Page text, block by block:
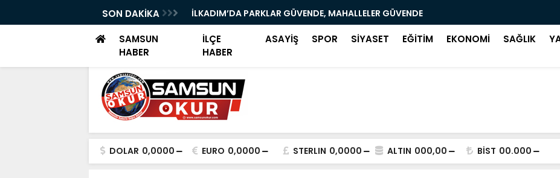
SON DAKİKA
TEKNOFEST ŞANLIURFA FİNALİNDE
İLKADIM’DA PARKLAR GÜVENDE, MAHALLELER GÜVENDE SAMSUN’DA
SAMSUN
HABER
İLÇE
HABER
ASAYİŞ SPOR SİYASET EĞİTİM EKONOMİ SAĞLIK
DOLAR 0,0000 EURO 0,0000 STERLIN 0,0000 ALTIN 000,00 BİST 00.000